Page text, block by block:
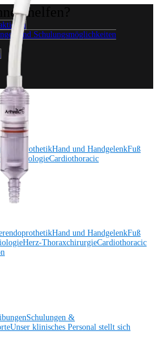
helfen?
und Schulungsmöglichkeiten
Hand und HandgelenkFuß
OrthobiologieCardiothoracic
Hand und HandgelenkFuß
Herz-ThoraxchirurgieCardiothoracic
Schulungen &
Unser klinisches Personal stellt sich